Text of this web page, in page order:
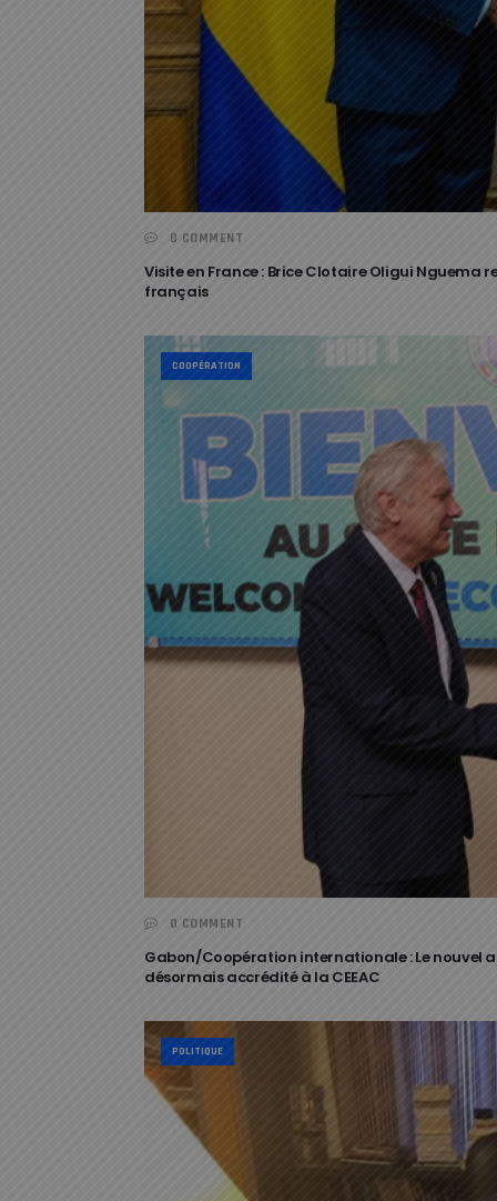
0 COMMENT
Visite en France : Brice Clotaire Oligui Nguema
français
COOPÉRATION
0 COMMENT
Gabon/Coopération internationale : Le nouvel
désormais accrédité à la CEEAC
POLITIQUE